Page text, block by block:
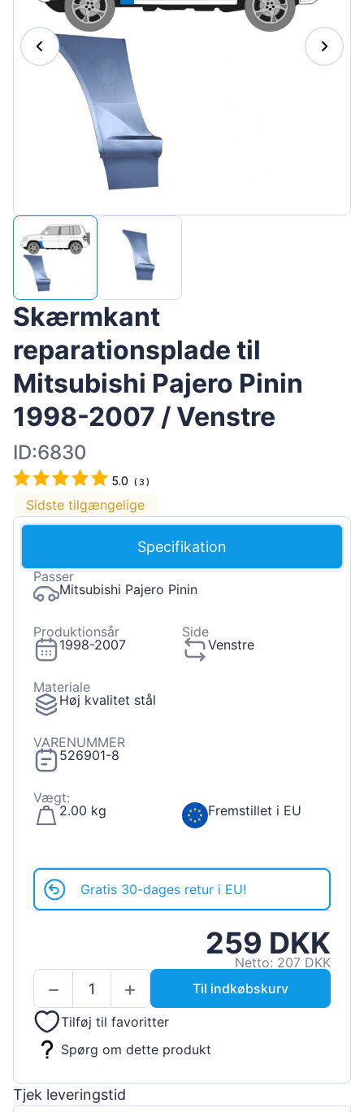
Magyar
Skærmkant
reparationsplade til
Mitsubishi Pajero Pinin
1998-2007 / Venstre
ID:6830
5.0 (3 )
Sidste tilgængelige
Specifikation
Passer
Mitsubishi Pajero Pinin
Produktionsår
1998-2007
Side
Venstre
Materiale
Høj kvalitet stål
VARENUMMER
526901-8
Vægt:
2.00 kg
Fremstillet i EU
Gratis 30-dages retur i EU!
259 DKK
Netto: 207 DKK
Til indkøbskurv
Tilføj til favoritter
Spørg om dette produkt
Tjek leveringstid